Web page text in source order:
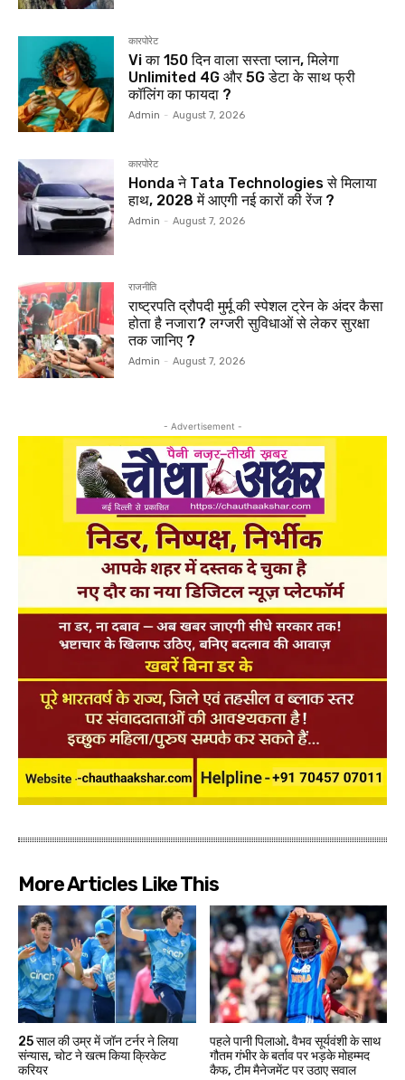
कारपोरेट
Vi का 150 दिन वाला सस्ता प्लान, मिलेगा
Unlimited 4G और 5G डेटा के साथ फ्री
कॉलिंग का फायदा ?
Admin - August 7, 2026
कारपोरेट
Honda ने Tata Technologies से मिलाया
हाथ, 2028 में आएगी नई कारों की रेंज ?
Admin - August 7, 2026
राजनीति
राष्ट्रपति द्रौपदी मुर्मू की स्पेशल ट्रेन के अंदर कैसा
होता है नजारा? लग्जरी सुविधाओं से लेकर सुरक्षा
तक जानिए ?
Admin - August 7, 2026
- Advertisement -
More Articles Like This
25 साल की उम्र में जॉन टर्नर ने लिया
संन्यास, चोट ने खत्म किया क्रिकेट
करियर
पहले पानी पिलाओ. वैभव सूर्यवंशी के साथ
गौतम गंभीर के बर्ताव पर भड़के मोहम्मद
कैफ, टीम मैनेजमेंट पर उठाए सवाल